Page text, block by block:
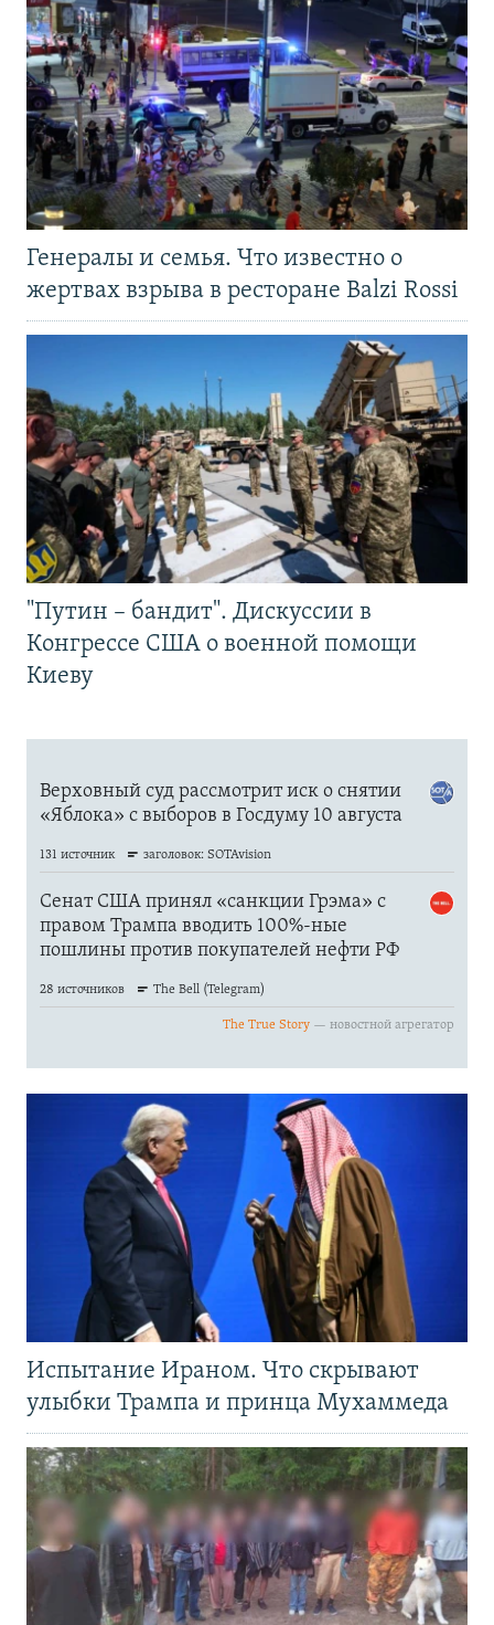
Генералы и семья. Что известно о
жертвах взрыва в ресторане Balzi Rossi
"Путин – бандит". Дискуссии в
Конгрессе США о военной помощи
Киеву
Испытание Ираном. Что скрывают
улыбки Трампа и принца Мухаммеда